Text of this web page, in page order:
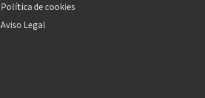
Política de cookies
Aviso Legal